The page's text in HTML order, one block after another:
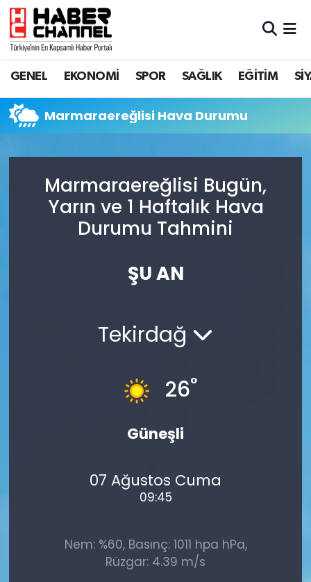
GENEL EKONOMİ SPOR SAĞLIK EĞİTİM
Marmaraereğlisi Hava Durumu
Marmaraereğlisi Bugün,
Yarın ve 1 Haftalık Hava
Durumu Tahmini
ŞU AN
Tekirdağ
26°
Güneşli
07 Ağustos Cuma
09:45
Nem: %60, Basınç: 1011 hpa hPa,
Rüzgar: 4.39 m/s
GENEL
SPOR
SAĞLIK
EĞİTİM
SİYASET
Nöbetçi Eczaneler
Trafik Durumu
Süper Lig Puan Durumu ve Fikstür
Tüm Manşetler
Son Dakika Haberleri